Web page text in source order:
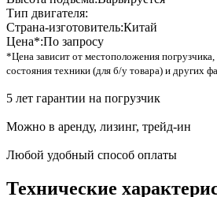
Тип двигателя:
Страна-изготовитель:Китай
Цена*:По запросу
*Цена зависит от местоположения
состояния техники (для б/у товара) и других
5 лет гарантии на погрузчик
Можно в аренду, лизинг, трейд-ин
Любой удобный способ оплаты
Технические